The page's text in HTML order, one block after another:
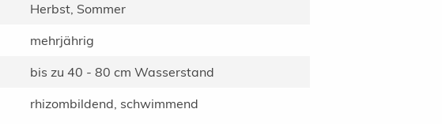
Herbst, Sommer
mehrjährig
bis zu 40 - 80 cm Wasserstand
rhizombildend, schwimmend